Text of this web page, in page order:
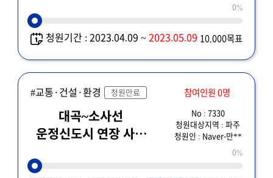
0%
청원기간 : 2023.04.09 ~2023.05.09 10,000목표
#교통·건설·환경 청원만료 참여인원 0명
대곡~소사선
운정신도시 연장 사업
No : 7330
청원대상지역 : 파주
청원인 : Naver-만**
0%